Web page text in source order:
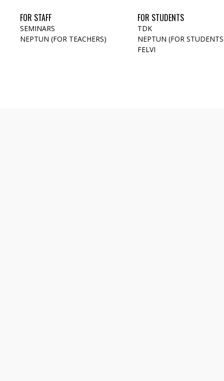
FOR STAFF
SEMINARS
NEPTUN (FOR TEACHERS)
FOR STUDENTS
TDK
NEPTUN (FOR
FELVI